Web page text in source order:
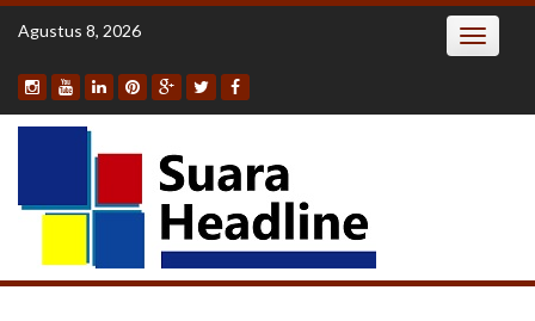
Skip
Agustus 8, 2026 Toggle